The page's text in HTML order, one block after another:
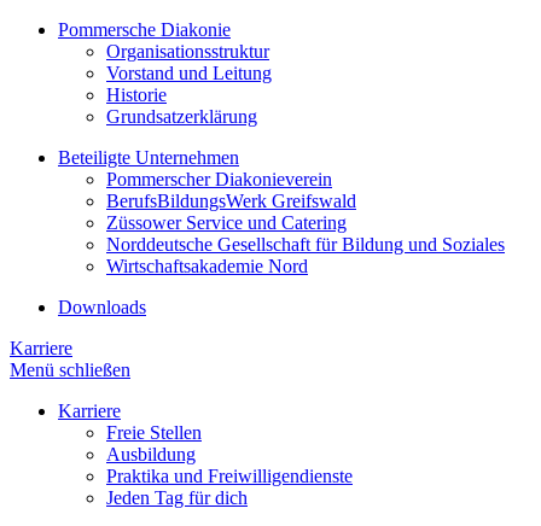
Pommersche Diakonie
Organisationsstruktur
Vorstand und Leitung
Historie
Grundsatzerklärung
Beteiligte Unternehmen
Pommerscher Diakonieverein
BerufsBildungsWerk Greifswald
Züssower Service und Catering
Norddeutsche Gesellschaft für Bildung und Soziales
Wirtschaftsakademie Nord
Downloads
Karriere
Menü schließen
Karriere
Freie Stellen
Ausbildung
Praktika und Freiwilligendienste
Jeden Tag für dich